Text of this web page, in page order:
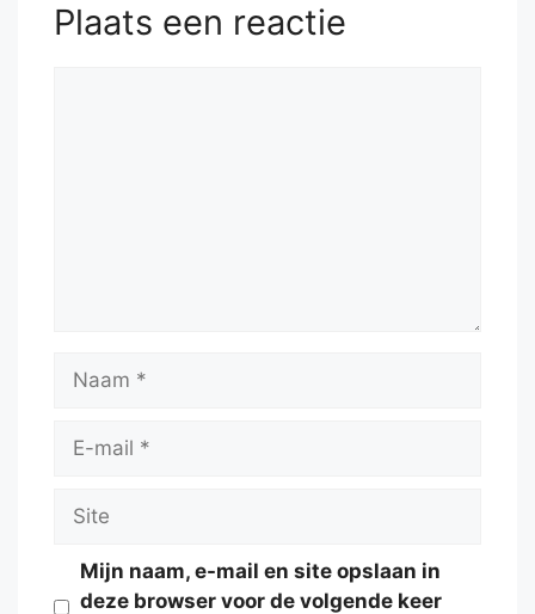
Plaats een reactie
Naam
Site
Mijn naam, e-mail en site opslaan in
deze browser voor de volgende keer